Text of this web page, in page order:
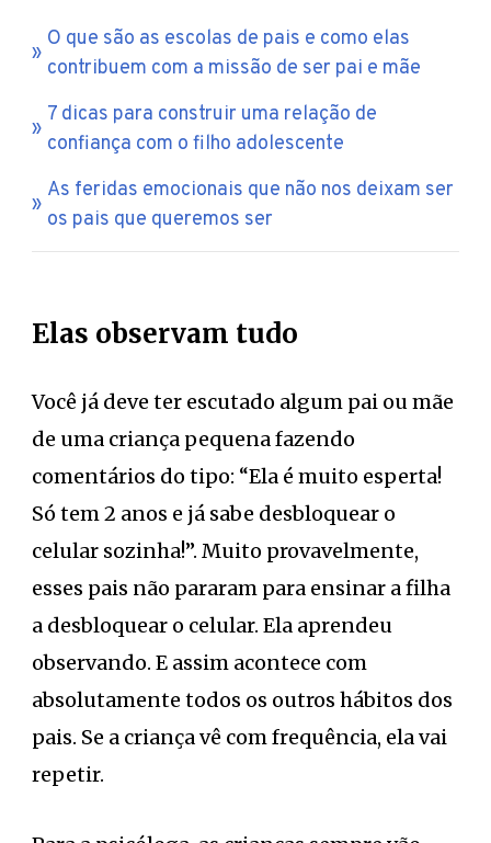
O que são as escolas de pais e como elas
contribuem com a missão de ser pai e mãe
7 dicas para construir uma relação de
confiança com o filho adolescente
As feridas emocionais que não nos deixam ser
os pais que queremos ser
Elas observam tudo
Você já deve ter escutado algum pai ou mãe
de uma criança pequena fazendo
comentários do tipo: “Ela é muito esperta!
Só tem 2 anos e já sabe desbloquear o
celular sozinha!”. Muito provavelmente,
esses pais não pararam para ensinar a filha
a desbloquear o celular. Ela aprendeu
observando. E assim acontece com
absolutamente todos os outros hábitos dos
pais. Se a criança vê com frequência, ela vai
repetir.